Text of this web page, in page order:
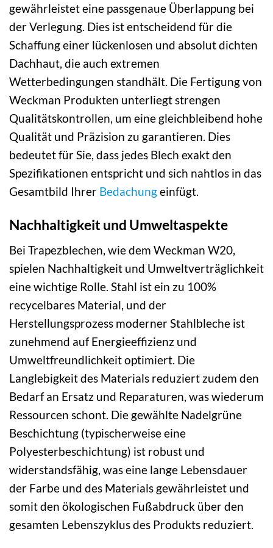
gewährleistet eine passgenaue Überlappung bei
der Verlegung. Dies ist entscheidend für die
Schaffung einer lückenlosen und absolut dichten
Dachhaut, die auch extremen
Wetterbedingungen standhält. Die Fertigung von
Weckman Produkten unterliegt strengen
Qualitätskontrollen, um eine gleichbleibend hohe
Qualität und Präzision zu garantieren. Dies
bedeutet für Sie, dass jedes Blech exakt den
Spezifikationen entspricht und sich nahtlos in das
Gesamtbild Ihrer Bedachungeinfügt.
Nachhaltigkeit und Umweltaspekte
Bei Trapezblechen, wie dem Weckman W20,
spielen Nachhaltigkeit und Umweltverträglichkeit
eine wichtige Rolle. Stahl ist ein zu 100%
recycelbares Material, und der
Herstellungsprozess moderner Stahlbleche ist
zunehmend auf Energieeffizienz und
Umweltfreundlichkeit optimiert. Die
Langlebigkeit des Materials reduziert zudem den
Bedarf an Ersatz und Reparaturen, was wiederum
Ressourcen schont. Die gewählte Nadelgrüne
Beschichtung (typischerweise eine
Polyesterbeschichtung) ist robust und
widerstandsfähig, was eine lange Lebensdauer
der Farbe und des Materials gewährleistet und
somit den ökologischen Fußabdruck über den
gesamten Lebenszyklus des Produkts reduziert.